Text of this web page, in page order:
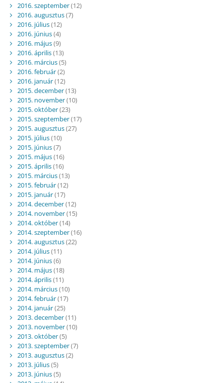
2016. szeptember(12)
2016. augusztus(7)
2016. július(12)
2016. június(4)
2016. május(9)
2016. április(13)
2016. március(5)
2016. február(2)
2016. január(12)
2015. december(13)
2015. november(10)
2015. október(23)
2015. szeptember(17)
2015. augusztus(27)
2015. július(10)
2015. június(7)
2015. május(16)
2015. április(16)
2015. március(13)
2015. február(12)
2015. január(17)
2014. december(12)
2014. november(15)
2014. október(14)
2014. szeptember(16)
2014. augusztus(22)
2014. július(11)
2014. június(6)
2014. május(18)
2014. április(11)
2014. március(10)
2014. február(17)
2014. január(25)
2013. december(11)
2013. november(10)
2013. október(5)
2013. szeptember(7)
2013. augusztus(2)
2013. július(5)
2013. június(5)